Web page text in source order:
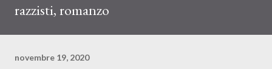
razzisti, romanzo
novembre 19, 2020